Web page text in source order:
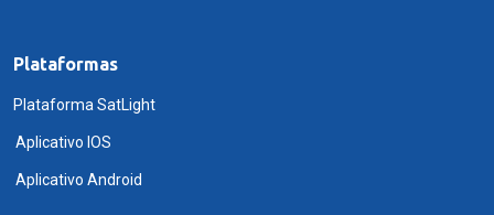
Plataformas
Plataforma SatLight
Aplicativo IOS
Aplicativo Android